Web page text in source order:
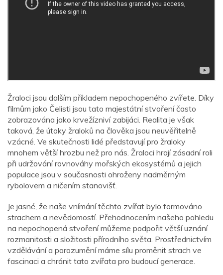
Žraloci jsou dalším příkladem nepochopeného zvířete. Díky
filmům jako Čelisti jsou tato majestátní stvoření často
zobrazována jako krvežízniví zabijáci. Realita je však
taková, že útoky žraloků na člověka jsou neuvěřitelně
vzácné. Ve skutečnosti lidé představují pro žraloky
mnohem větší hrozbu než pro nás. Žraloci hrají zásadní roli
při udržování rovnováhy mořských ekosystémů a jejich
populace jsou v současnosti ohroženy nadměrným
rybolovem a ničením stanovišť.
Je jasné, že naše vnímání těchto zvířat bylo formováno
strachem a nevědomostí. Přehodnocením našeho pohledu
na nepochopená stvoření můžeme podpořit větší uznání
rozmanitosti a složitosti přírodního světa. Prostřednictvím
vzdělávání a porozumění máme sílu proměnit strach ve
fascinaci a chránit tato zvířata pro budoucí generace.